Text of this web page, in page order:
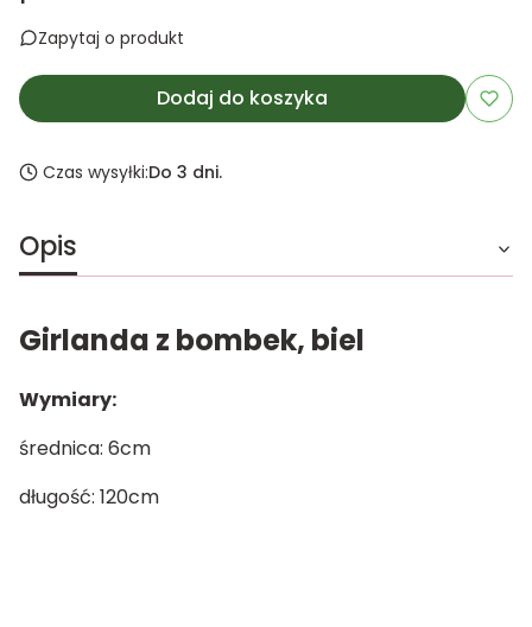
Zapytaj o produkt
Dodaj do koszyka
Czas wysyłki:Do 3 dni.
Opis
Girlanda z bombek, biel
Wymiary:
średnica: 6cm
długość: 120cm